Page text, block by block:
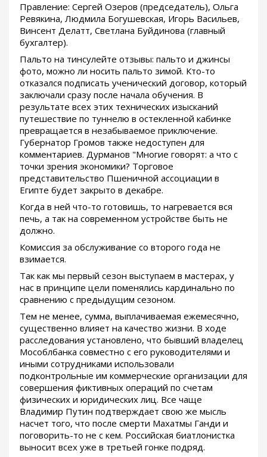
Правление: Сергей Озеров (председатель), Ольга
Ревякина, Людмила Богушевская, Игорь Васильев,
Винсент Делатт, Светлана Буйдинова (главный
бухгалтер).
Пальто на тинсулейте отзывы: пальто и джинсы
фото, можно ли носить пальто зимой. Кто-то
отказался подписать ученический договор, который
заключали сразу после начала обучения. В
результате всех этих технических изысканий
путешествие по туннелю в остекленной кабинке
превращается в незабываемое приключение.
Губернатор Громов также недоступен для
комментариев. Дурманов "Многие говорят: а что с
точки зрения экономики? Торговое
представительство Пшеничной ассоциации в
Египте будет закрыто в декабре.
Когда в ней что-то готовишь, то нагревается вся
печь, а так на современном устройстве быть не
должно.
Комиссия за обслуживание со второго года не
взимается.
Так как мы первый сезон выступаем в мастерах, у
нас в принципе цели поменялись кардинально по
сравнению с предыдущим сезоном.
Тем не менее, сумма, выплачиваемая ежемесячно,
существенно влияет на качество жизни. В ходе
расследования установлено, что бывший владелец
Мособлбанка совместно с его руководителями и
иными сотрудниками использовали
подконтрольные им коммерческие организации для
совершения фиктивных операций по счетам
физических и юридических лиц. Все чаще
Владимир Путин подтверждает свою же мысль
насчет того, что после смерти Махатмы Ганди и
поговорить-то не с кем. Российская биатлонистка
выносит всех уже в третьей гонке подряд.